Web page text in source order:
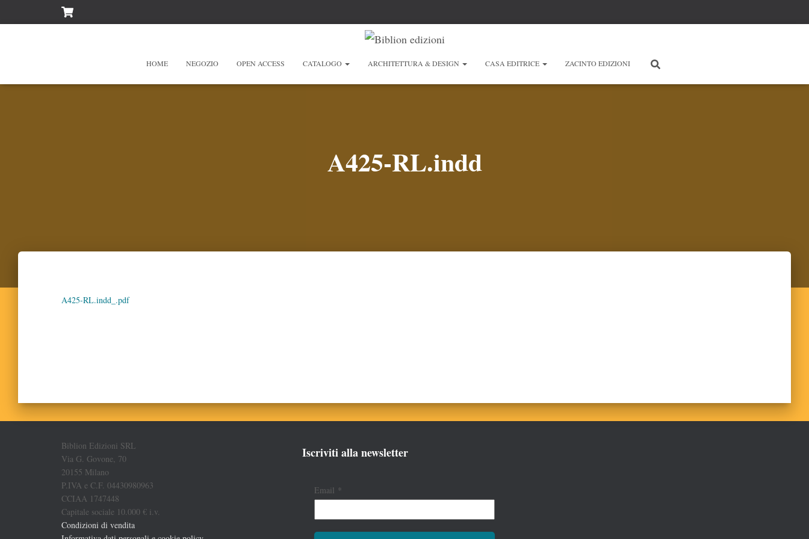
HOME NEGOZIO OPEN ACCESS CATALOGO ARCHITETTURA & DESIGN CASA EDITRICE ZACINTO EDIZIONI
A425-RL.indd
A425-RL.indd_.pdf
Biblion Edizioni SRL
Via G. Govone, 70
20155 Milano
P.IVA e C.F. 04430980963
CCIAA 1747448
Capitale sociale 10.000 € i.v.
Condizioni di vendita
Iscriviti alla newsletter
Email *